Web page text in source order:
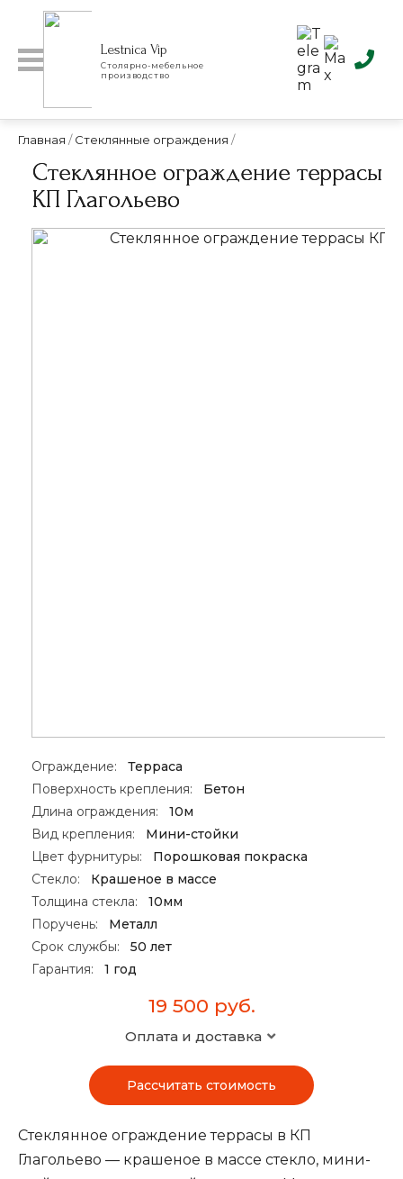
Lestnica Vip
Столярно-мебельное
производство
Главная / Стеклянные ограждения /
Стеклянное ограждение террасы
КП Глагольево
Ограждение:
Терраса
Поверхность крепления:
Бетон
Длина ограждения:
10м
Вид крепления:
Мини-стойки
Цвет фурнитуры:
Порошковая покраска
Стекло:
Крашеное в массе
Толщина стекла:
10мм
Поручень:
Металл
Срок службы:
50 лет
Гарантия:
1 год
19 500 руб.
Оплата и доставка
При заключении договора Заказчик вносит
аванс 70% стоимости договора, оставшуюся часть за
материала у себя на объекте. Работы по монтажу
оплачиваются после завершения.
Рассчитать стоимость
Стеклянное ограждение террасы в КП
Глагольево — крашеное в массе стекло, мини-